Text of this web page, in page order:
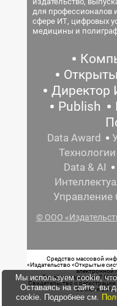
для профессионалов
сфере ИТ, цифровых
медицины и
Директор
Publish
Data Award
Data & AI
Управление
© ООО
Средство массовой
«Издательство «Открытые
электронной
Телефон редакции: 7
Свидетельство о
05 июня 2015
Мы используем cookie,
Оставаясь на сайте, вы
cookie. Подробнее см.